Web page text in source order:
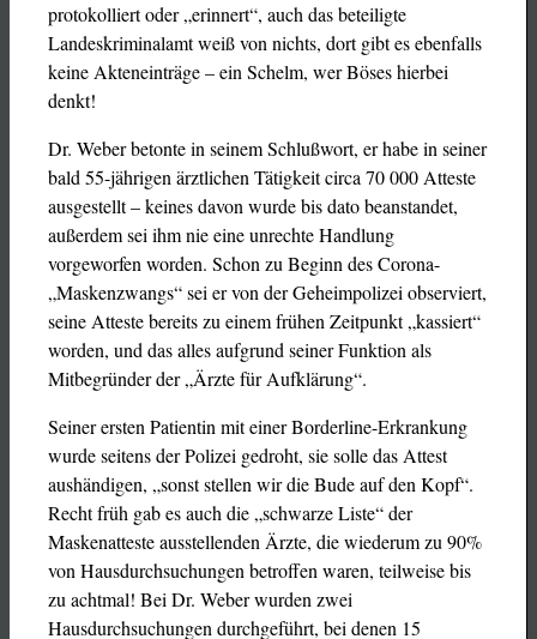
protokolliert oder „erinnert“, auch das beteiligte
Landeskriminalamt weiß von nichts, dort gibt es ebenfalls
keine Akteneinträge – ein Schelm, wer Böses hierbei
denkt!
Dr. Weber betonte in seinem Schlußwort, er habe in seiner
bald 55-jährigen ärztlichen Tätigkeit circa 70 000 Atteste
ausgestellt – keines davon wurde bis dato beanstandet,
außerdem sei ihm nie eine unrechte Handlung
vorgeworfen worden. Schon zu Beginn des Corona-
„Maskenzwangs“ sei er von der Geheimpolizei observiert,
seine Atteste bereits zu einem frühen Zeitpunkt „kassiert“
worden, und das alles aufgrund seiner Funktion als
Mitbegründer der „Ärzte für Aufklärung“.
Seiner ersten Patientin mit einer Borderline-Erkrankung
wurde seitens der Polizei gedroht, sie solle das Attest
aushändigen, „sonst stellen wir die Bude auf den Kopf“.
Recht früh gab es auch die „schwarze Liste“ der
Maskenatteste ausstellenden Ärzte, die wiederum zu 90%
von Hausdurchsuchungen betroffen waren, teilweise bis
zu achtmal! Bei Dr. Weber wurden zwei
Hausdurchsuchungen durchgeführt, bei denen 15